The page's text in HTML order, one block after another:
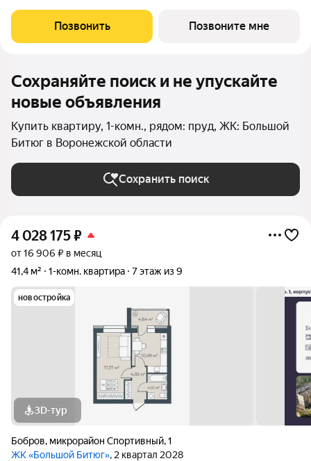
пожилых людей и родителей с колясками. Функциональное
использование квадратных
Позвонить Позвоните мне
Сохраняйте поиск и не упускайте
новые объявления
Купить квартиру, 1-комн., рядом: пруд, ЖК: Большой
Битюг в Воронежской области
Сохранить поиск
4 028 175₽
от 16 906 ₽ в месяц
41,4 м²
1-комн. квартира 7 этаж из 9
новостройка
3D-тур
Бобров, микрорайон Спортивный,1
ЖК «Большой Битюг», 2 квартал 2028